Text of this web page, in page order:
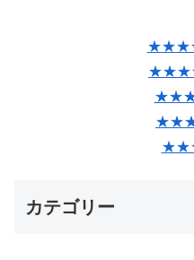
★★★
カテゴリー